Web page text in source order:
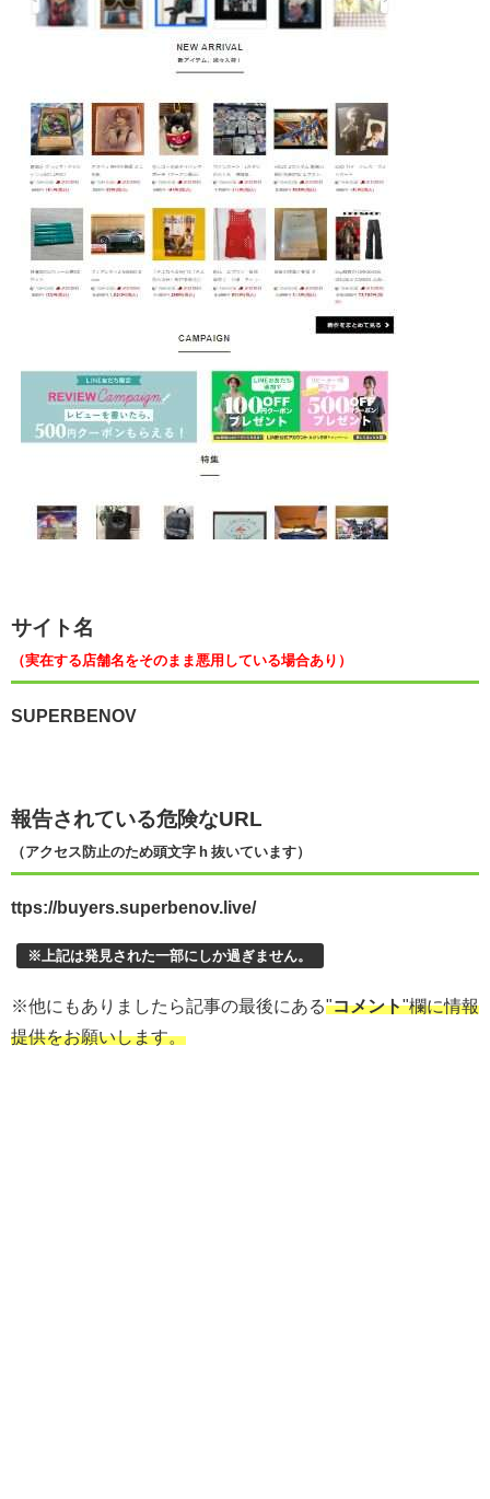
サイト名
（実在する店舗名をそのまま悪用している場合あり）
SUPERBENOV
報告されている危険なURL
（アクセス防止のため頭文字 h 抜いています）
ttps://buyers.superbenov.live/
※上記は発見された一部にしか過ぎません。
※他にもありましたら記事の最後にある"コメント"欄に情報
提供をお願いします。